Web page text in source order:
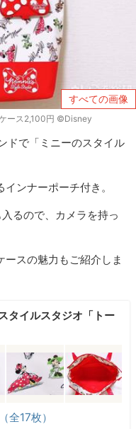
すべての画像
ース2,100円 ©Disney
ドで「ミニーのスタイル
ンナーポーチ付き。
るので、カメラを持っ
スの魅力もご紹介しま
タイルスタジオ「トー
全17枚）